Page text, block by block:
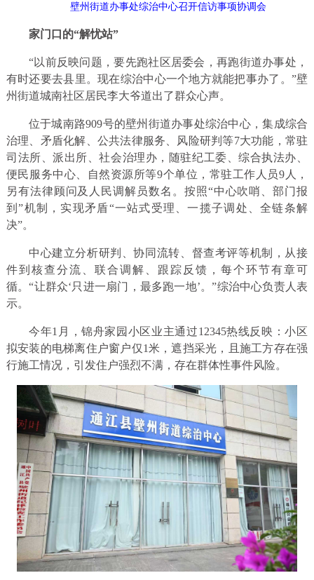
壁州街道办事处综治中心召开信访事项协调会
家门口的“解忧站”
“以前反映问题，要先跑社区居委会，再跑街道办事处，
有时还要去县里。现在综治中心一个地方就能把事办了。”壁
州街道城南社区居民李大爷道出了群众心声。
位于城南路909号的壁州街道办事处综治中心，集成综合
治理、矛盾化解、公共法律服务、风险研判等7大功能，常驻
司法所、派出所、社会治理办，随驻纪工委、综合执法办、
便民服务中心、自然资源所等9个单位，常驻工作人员9人，
另有法律顾问及人民调解员数名。按照“中心吹哨、部门报
到”机制，实现矛盾“一站式受理、一揽子调处、全链条解
决”。
中心建立分析研判、协同流转、督查考评等机制，从接
件到核查分流、联合调解、跟踪反馈，每个环节有章可
循。“让群众‘只进一扇门，最多跑一地’。”综治中心负责人表
示。
今年1月，锦舟家园小区业主通过12345热线反映：小区
拟安装的电梯离住户窗户仅1米，遮挡采光，且施工方存在强
行施工情况，引发住户强烈不满，存在群体性事件风险。